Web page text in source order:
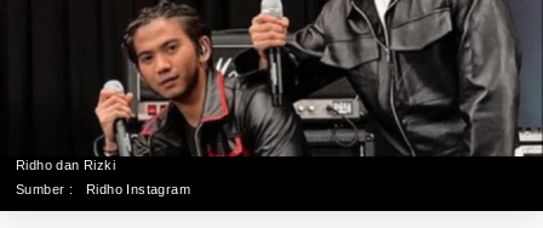
Ridho dan Rizki
Sumber :
Ridho Instagram